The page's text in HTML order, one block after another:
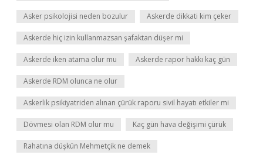
Asker psikolojisi neden bozulur Askerde dikkati kim çeker
Askerde hiç izin kullanmazsan şafaktan düşer mi
Askerde iken atama olur mu Askerde rapor hakkı kaç gün
Askerde RDM olunca ne olur
Askerlik psikiyatriden alınan çürük raporu sivil hayatı etkiler mi
Dövmesi olan RDM olur mu Kaç gün hava değişimi çürük
Rahatına düşkün Mehmetçik ne demek